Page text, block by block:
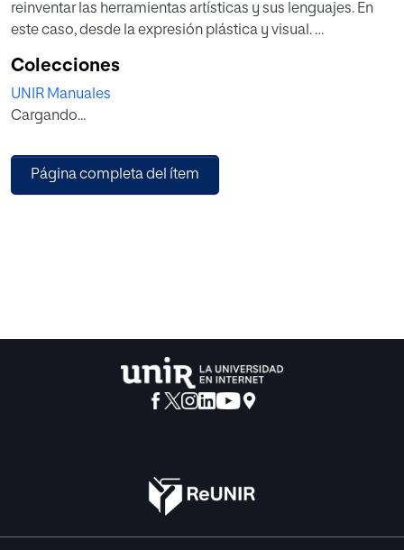
reinventar las herramientas artísticas y sus lenguajes. En
este caso, desde la expresión plástica y visual.
y guía de aula para procurar un aprendizaje
multidimensional y transversal donde se combinen lo
analógico y lo digital, formando a los alumnos para
El maestro de Educación Primaria puede utilizar este libro
como inspiración para ir construyendo sus propios
enriqueciendo su expresividad e incrementando así las
conexiones que realiza con todo lo que le rodea.
Colecciones
UNIR Manuales
Cargando...
Página completa del ítem